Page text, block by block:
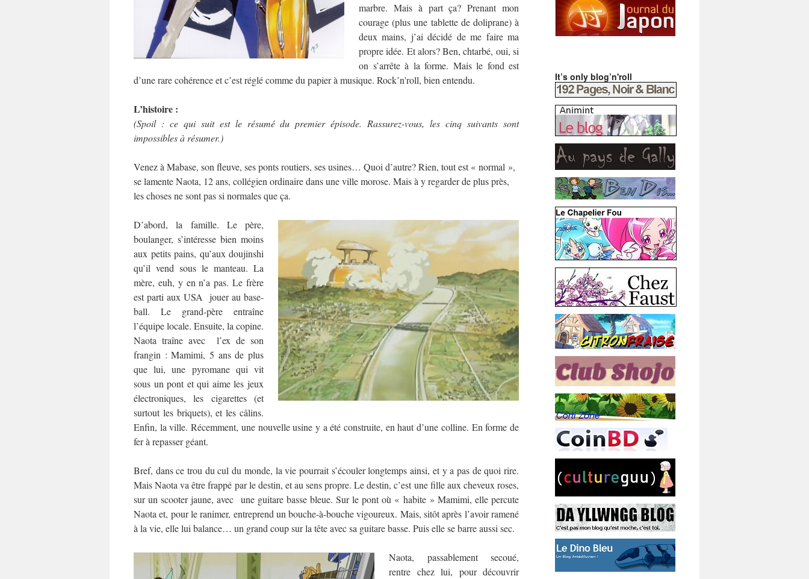
marbre. Mais à part ça? Prenant mon
courage (plus une tablette de doliprane) à
deux mains, j’ai décidé de me faire ma
propre idée. Et alors? Ben, chtarbé, oui, si
on s’arrête à la forme. Mais le fond est
d’une rare cohérence et c’est réglé comme du papier à musique. Rock’n'roll, bien entendu.
L’histoire :
(Spoil : ce qui suit est le résumé du premier épisode. Rassurez-vous, les cinq suivants sont
impossibles à résumer.)
Venez à Mabase, son fleuve, ses ponts routiers, ses usines… Quoi d’autre? Rien, tout est « normal »,
se lamente Naota, 12 ans, collégien ordinaire dans une ville morose. Mais à y regarder de plus près,
les choses ne sont pas si normales que ça.
D’abord, la famille. Le père,
boulanger, s’intéresse bien moins
aux petits pains, qu’aux doujinshi
qu’il vend sous le manteau. La
mère, euh, y en n’a pas. Le frère
est parti aux USA jouer au base-
ball. Le grand-père entraîne
l’équipe locale. Ensuite, la copine.
Naota traîne avec l’ex de son
frangin : Mamimi, 5 ans de plus
que lui, une pyromane qui vit
sous un pont et qui aime les jeux
électroniques, les cigarettes (et
surtout les briquets), et les câlins.
Enfin, la ville. Récemment, une nouvelle usine y a été construite, en haut d’une colline. En forme de
fer à repasser géant.
Bref, dans ce trou du cul du monde, la vie pourrait s’écouler longtemps ainsi, et y a pas de quoi rire.
Mais Naota va être frappé par le destin, et au sens propre. Le destin, c’est une fille aux cheveux roses,
sur un scooter jaune, avec une guitare basse bleue. Sur le pont où « habite » Mamimi, elle percute
Naota et, pour le ranimer, entreprend un bouche-à-bouche vigoureux. Mais, sitôt après l’avoir ramené
à la vie, elle lui balance… un grand coup sur la tête avec sa guitare basse. Puis elle se barre aussi sec.
Naota, passablement secoué,
rentre chez lui, pour découvrir
It’s only blog’n'roll